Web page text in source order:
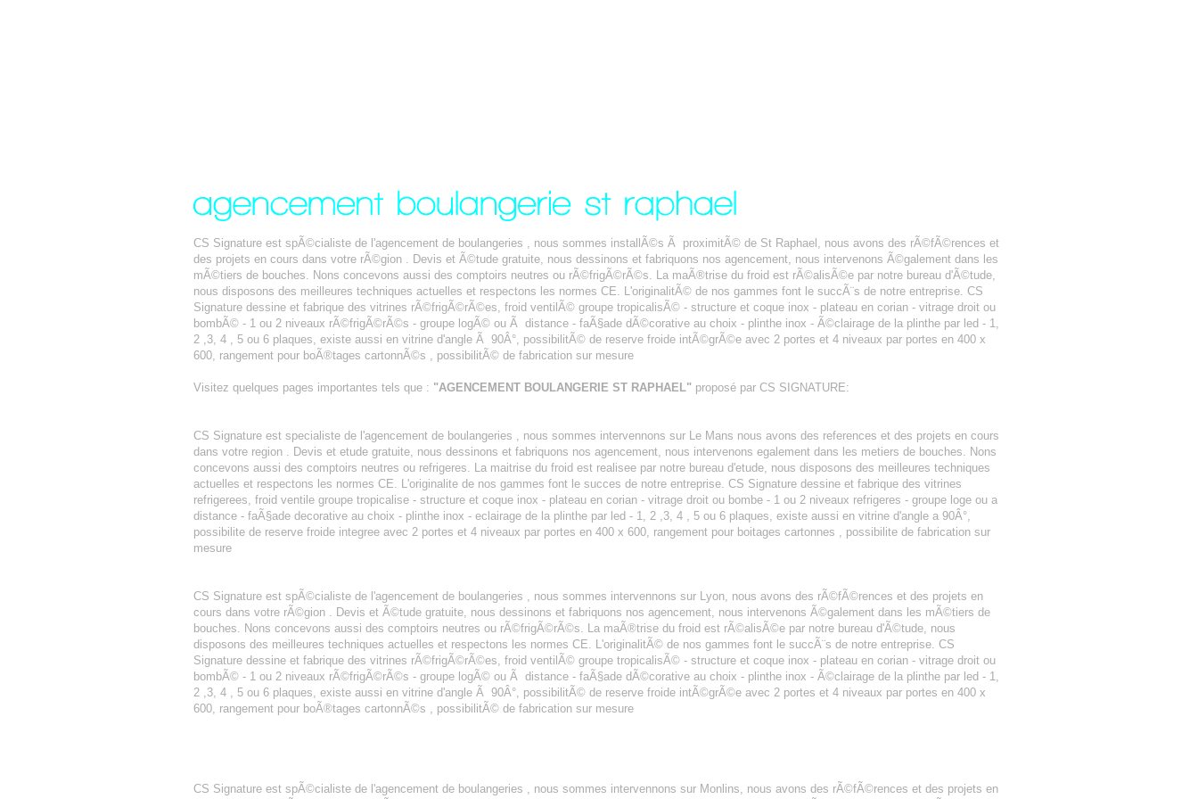
CS Signature est spÃ©cialiste de l'agencement de boulangeries , nous sommes installÃ©s Ã proximitÃ© de St Raphael, nous avons des rÃ©fÃ©rences et
des projets en cours dans votre rÃ©gion . Devis et Ã©tude gratuite, nous dessinons et fabriquons nos agencement, nous intervenons Ã©galement dans les
mÃ©tiers de bouches. Nons concevons aussi des comptoirs neutres ou rÃ©frigÃ©rÃ©s. La maÃ®trise du froid est rÃ©alisÃ©e par notre bureau d'Ã©tude,
nous disposons des meilleures techniques actuelles et respectons les normes CE. L'originalitÃ© de nos gammes font le succÃ¨s de notre entreprise. CS
Signature dessine et fabrique des vitrines rÃ©frigÃ©rÃ©es, froid ventilÃ© groupe tropicalisÃ© - structure et coque inox - plateau en corian - vitrage droit ou
bombÃ© - 1 ou 2 niveaux rÃ©frigÃ©rÃ©s - groupe logÃ© ou Ã distance - faÃ§ade dÃ©corative au choix - plinthe inox - Ã©clairage de la plinthe par led - 1,
2 ,3, 4 , 5 ou 6 plaques, existe aussi en vitrine d'angle Ã 90Â°, possibilitÃ© de reserve froide intÃ©grÃ©e avec 2 portes et 4 niveaux par portes en 400 x
600, rangement pour boÃ®tages cartonnÃ©s , possibilitÃ© de fabrication sur mesure
Visitez quelques pages importantes tels que : "AGENCEMENT BOULANGERIE ST RAPHAEL" proposé par CS SIGNATURE:
CS Signature est specialiste de l'agencement de boulangeries , nous sommes intervennons sur Le Mans nous avons des references et des projets en cours
dans votre region . Devis et etude gratuite, nous dessinons et fabriquons nos agencement, nous intervenons egalement dans les metiers de bouches. Nons
concevons aussi des comptoirs neutres ou refrigeres. La maitrise du froid est realisee par notre bureau d'etude, nous disposons des meilleures techniques
actuelles et respectons les normes CE. L'originalite de nos gammes font le succes de notre entreprise. CS Signature dessine et fabrique des vitrines
refrigerees, froid ventile groupe tropicalise - structure et coque inox - plateau en corian - vitrage droit ou bombe - 1 ou 2 niveaux refrigeres - groupe loge ou a
distance - faÃ§ade decorative au choix - plinthe inox - eclairage de la plinthe par led - 1, 2 ,3, 4 , 5 ou 6 plaques, existe aussi en vitrine d'angle a 90Â°,
possibilite de reserve froide integree avec 2 portes et 4 niveaux par portes en 400 x 600, rangement pour boitages cartonnes , possibilite de fabrication sur
mesure
CS Signature est spÃ©cialiste de l'agencement de boulangeries , nous sommes intervennons sur Lyon, nous avons des rÃ©fÃ©rences et des projets en
cours dans votre rÃ©gion . Devis et Ã©tude gratuite, nous dessinons et fabriquons nos agencement, nous intervenons Ã©galement dans les mÃ©tiers de
bouches. Nons concevons aussi des comptoirs neutres ou rÃ©frigÃ©rÃ©s. La maÃ®trise du froid est rÃ©alisÃ©e par notre bureau d'Ã©tude, nous
disposons des meilleures techniques actuelles et respectons les normes CE. L'originalitÃ© de nos gammes font le succÃ¨s de notre entreprise. CS
Signature dessine et fabrique des vitrines rÃ©frigÃ©rÃ©es, froid ventilÃ© groupe tropicalisÃ© - structure et coque inox - plateau en corian - vitrage droit ou
bombÃ© - 1 ou 2 niveaux rÃ©frigÃ©rÃ©s - groupe logÃ© ou Ã distance - faÃ§ade dÃ©corative au choix - plinthe inox - Ã©clairage de la plinthe par led - 1,
2 ,3, 4 , 5 ou 6 plaques, existe aussi en vitrine d'angle Ã 90Â°, possibilitÃ© de reserve froide intÃ©grÃ©e avec 2 portes et 4 niveaux par portes en 400 x
600, rangement pour boÃ®tages cartonnÃ©s , possibilitÃ© de fabrication sur mesure
CS Signature est spÃ©cialiste de l'agencement de boulangeries , nous sommes intervennons sur Monlins, nous avons des rÃ©fÃ©rences et des projets en